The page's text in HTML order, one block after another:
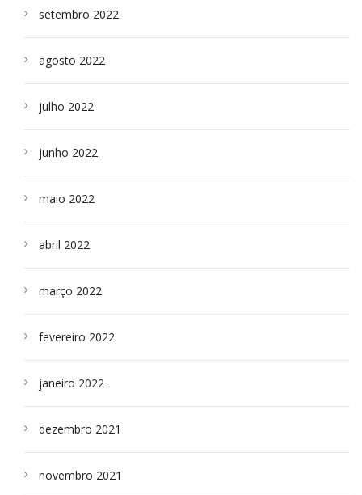
setembro 2022
agosto 2022
julho 2022
junho 2022
maio 2022
abril 2022
março 2022
fevereiro 2022
janeiro 2022
dezembro 2021
novembro 2021